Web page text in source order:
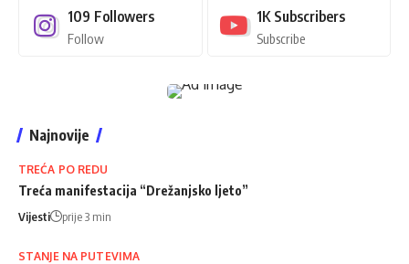
109 Followers
Follow
1K Subscribers
Subscribe
Najnovije
TREĆA PO REDU
Treća manifestacija “Drežanjsko ljeto”
Vijesti prije 3 min
STANJE NA PUTEVIMA